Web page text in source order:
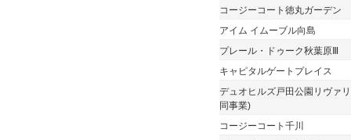
コージーコート徳丸ガーデン
アイム イムーブル向島
プレール・ドゥーク秋葉原Ⅲ
キャピタルゲートプレイス
デュオヒルズ戸田公園リヴァ
同事業)
コージーコート千川